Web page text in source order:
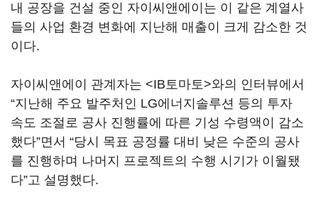
내 공장을 건설 중인 자이씨앤에이는 이 같은 계열사
들의 사업 환경 변화에 지난해 매출이 크게 감소한 것
이다.
자이씨앤에이 관계자는 <IB토마토>와의 인터뷰에서
“지난해 주요 발주처인 LG에너지솔루션 등의 투자
속도 조절로 공사 진행률에 따른 기성 수령액이 감소
했다”면서 “당시 목표 공정률 대비 낮은 수준의 공사
를 진행하며 나머지 프로젝트의 수행 시기가 이월됐
다”고 설명했다.